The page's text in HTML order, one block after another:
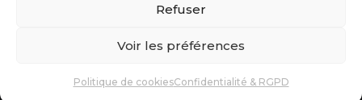
Refuser
Voir les préférences
Politique de cookiesConfidentialité & RGPD
© 2026 MDCS GROUPE